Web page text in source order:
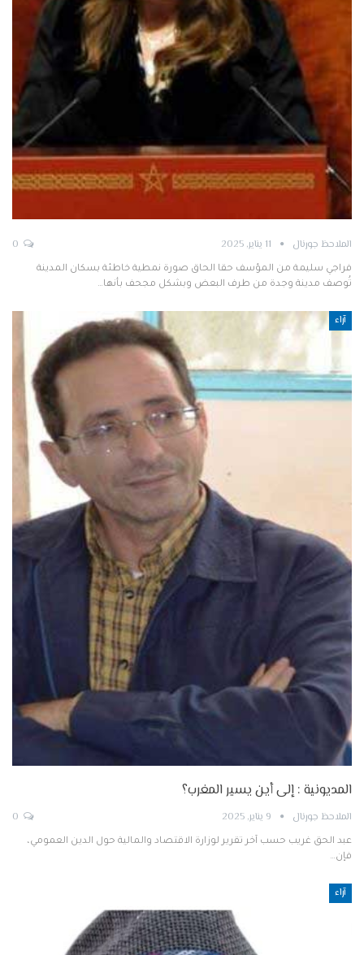
الملاحظ جورنال 11 يناير, 2025
فراجي سليمة من المؤسف حقا الحاق صورة نمطية خاطئة بسكان المدينة
آراء
المديونية : إلى أين يسير المغرب؟
الملاحظ جورنال 9 يناير, 2025
عبد الحق غريب حسب آخر تقرير لوزارة الاقتصاد والمالية حول الدين العمومي،
فإن…
آراء